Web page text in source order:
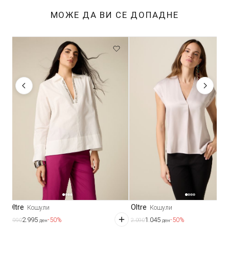
МОЖЕ ДА ВИ СЕ ДОПАДНЕ
Oltre Кошули
5.9902.995 ден-50%
Oltre Кошули
2.0901.045 ден-50%